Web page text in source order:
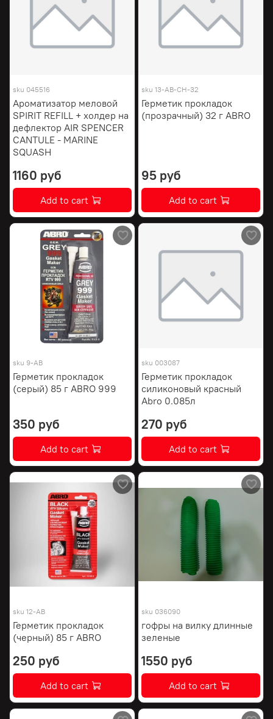
sku 045516
Ароматизатор меловой
SPIRIT REFILL + холдер на
дефлектор AIR SPENCER
CANTULE - MARINE
SQUASH
1160 руб
Add to cart
sku 13-AB-CH-32
Герметик прокладок
(прозрачный) 32 г ABRO
95 руб
Add to cart
sku 9-AB
Герметик прокладок
(серый) 85 г ABRO 999
350 руб
Add to cart
sku 003087
Герметик прокладок
силиконовый красный
Abro 0.085л
270 руб
Add to cart
sku 12-AB
Герметик прокладок
(черный) 85 г ABRO
250 руб
Add to cart
sku 036090
гофры на вилку длинные
зеленые
1550 руб
Add to cart